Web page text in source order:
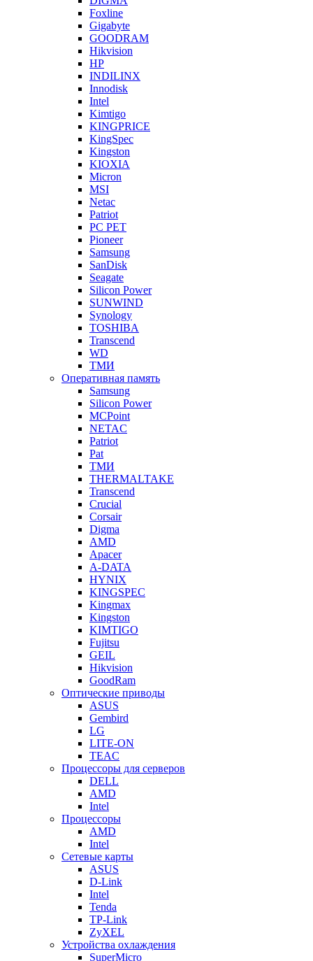
Foxline
Gigabyte
GOODRAM
Hikvision
HP
INDILINX
Innodisk
Intel
Kimtigo
KINGPRICE
KingSpec
Kingston
KIOXIA
Micron
MSI
Netac
Patriot
PC PET
Pioneer
Samsung
SanDisk
Seagate
Silicon Power
SUNWIND
Synology
TOSHIBA
Transcend
WD
ТМИ
Оперативная память
Samsung
Silicon Power
MCPoint
NETAC
Patriot
Pat
ТМИ
THERMALTAKE
Transcend
Crucial
Corsair
Digma
AMD
Apacer
A-DATA
HYNIX
KINGSPEC
Kingmax
Kingston
KIMTIGO
Fujitsu
GEIL
Hikvision
GoodRam
Оптические приводы
ASUS
Gembird
LG
LITE-ON
TEAC
Процессоры для серверов
DELL
AMD
Intel
Процессоры
AMD
Intel
Сетевые карты
ASUS
D-Link
Intel
Tenda
TP-Link
ZyXEL
Устройства охлаждения
SuperMicro